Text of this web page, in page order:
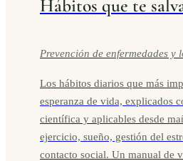
Hábitos que te
Prevención de enfermedades y
Los hábitos diarios que más
esperanza de vida, explicados
científica y aplicables desde
ejercicio, sueño, gestión del
contacto social. Un manual de